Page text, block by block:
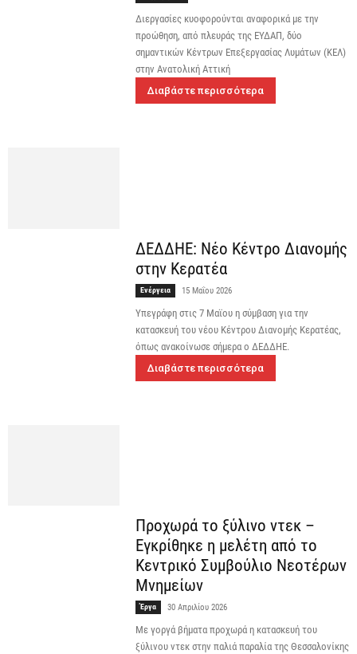
Διεργασίες κυοφορούνται αναφορικά με την
προώθηση, από πλευράς της ΕΥΔΑΠ, δύο
σημαντικών Κέντρων Επεξεργασίας Λυμάτων (ΚΕΛ)
στην Ανατολική Αττική
Διαβάστε περισσότερα
ΔΕΔΔΗΕ: Νέο Κέντρο Διανομής
στην Κερατέα
Ενέργεια 15 Μαΐου 2026
Υπεγράφη στις 7 Μαϊου η σύμβαση για την
κατασκευή του νέου Κέντρου Διανομής Κερατέας,
όπως ανακοίνωσε σήμερα ο ΔΕΔΔΗΕ.
Διαβάστε περισσότερα
Προχωρά το ξύλινο ντεκ –
Εγκρίθηκε η μελέτη από το
Κεντρικό Συμβούλιο Νεοτέρων
Μνημείων
Έργα 30 Απριλίου 2026
Με γοργά βήματα προχωρά η κατασκευή του
ξύλινου ντεκ στην παλιά παραλία της Θεσσαλονίκης